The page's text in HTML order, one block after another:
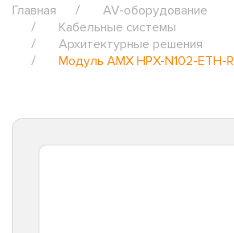
Главная
AV-оборудование
Кабельные системы
Архитектурные решения
Модуль AMX HPX-N102-ETH-R